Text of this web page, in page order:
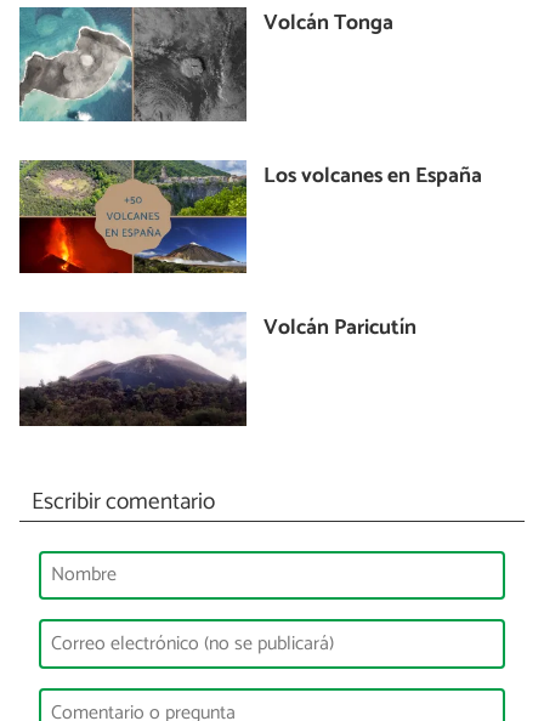
Volcán Tonga
Los volcanes en España
Volcán Paricutín
Escribir comentario